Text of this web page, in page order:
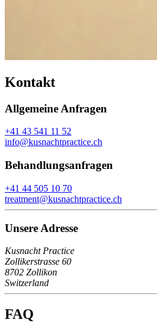
Kontakt
Allgemeine Anfragen
+41 43 541 11 52
info@kusnachtpractice.ch
Behandlungsanfragen
+41 44 505 10 70
treatment@kusnachtpractice.ch
Unsere Adresse
Kusnacht Practice
Zollikerstrasse 60
8702 Zollikon
Switzerland
FAQ